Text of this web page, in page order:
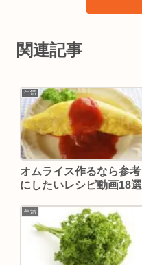
関連記事
生活
オムライス作るなら参考
にしたいレシピ動画18選
生活